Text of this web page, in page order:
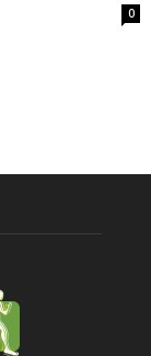
0